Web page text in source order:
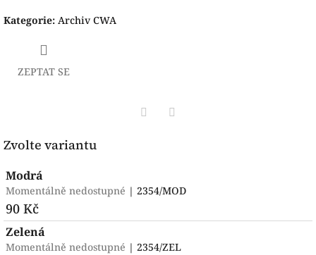
Kategorie: Archiv CWA
ZEPTAT SE
Zvolte variantu
Modrá
Momentálně nedostupné | 2354/MOD
90 Kč
Zelená
Momentálně nedostupné | 2354/ZEL